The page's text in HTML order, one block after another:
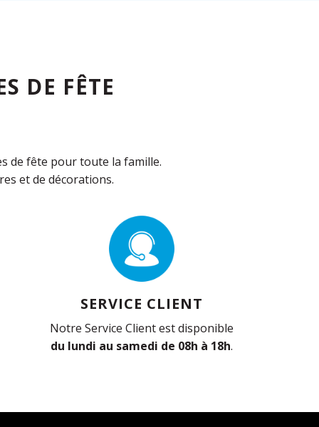
DE FÊTE
de fête pour toute la famille.
et de décorations.
SERVICE CLIENT
Notre Service Client est disponible
du lundi au samedi de 08h à 18h.